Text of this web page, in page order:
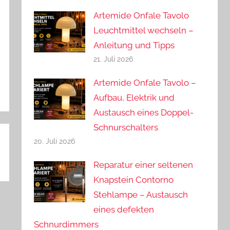
Artemide Onfale Tavolo
Leuchtmittel wechseln –
Anleitung und Tipps
21. Juli 2026
Artemide Onfale Tavolo –
Aufbau, Elektrik und
Austausch eines Doppel-
Schnurschalters
20. Juli 2026
Reparatur einer seltenen
Knapstein Contorno
Stehlampe – Austausch
eines defekten
Schnurdimmers